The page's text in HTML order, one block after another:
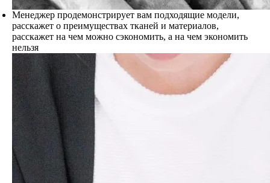
Менеджер продемонстрирует вам подходящие модели,
расскажет о преимуществах тканей и материалов,
расскажет на чем можно сэкономить, а на чем экономить
нельзя